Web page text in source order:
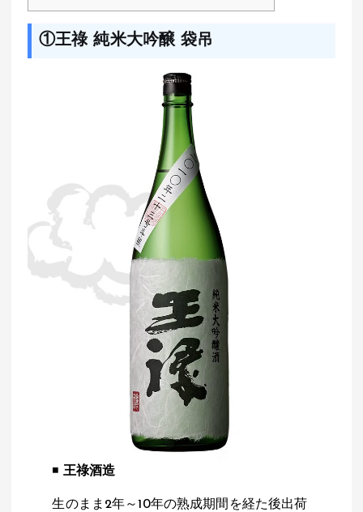
①王祿 純米大吟醸 袋吊
◾️ 王祿酒造
生のまま2年～10年の熟成期間を経た後出荷